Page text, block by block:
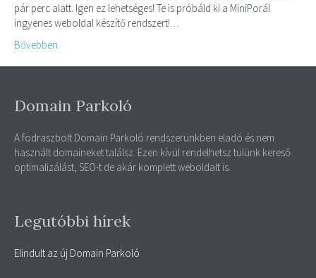
pár perc alatt. Igen ez lehetséges! Te is próbáld ki a MiniPorál
ingyenes weboldal készítő rendszert!…
Bővebben
Domain Parkoló
A fodraszbolt Domain Parkoló rendszerünkben eladó és nem
használt domaineket találsz. Ezen kívül rendelhetsz tülünk kereső
optimalizálást, SEO-t de akár komplett weboldalt is.
Legutóbbi hírek
Elindult az új Domain Parkoló